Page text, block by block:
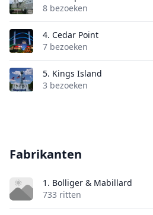
8 bezoeken
4. Cedar Point
7 bezoeken
5. Kings Island
3 bezoeken
Fabrikanten
1. Bolliger & Mabillard
733 ritten